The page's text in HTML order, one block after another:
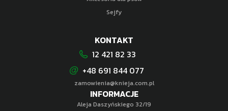
Sejfy
INFORMACJE
Aleja Daszyńskiego 32/19
KONTAKT
12 421 82 33
+48 691 844 077
zamowienia@knieja.com.pl